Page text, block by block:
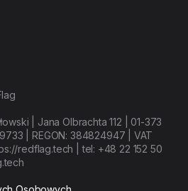
| Jana Olbrachta 112 | 01-373
| REGON: 384824947 | VAT
redflag.tech | tel: +48 22 152 50